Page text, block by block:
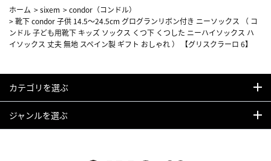
ホーム >sixem >condor（コンドル）
>靴下 condor 子供 14.5～24.5cm グログランリボン付き ニーソックス （ コ
ンドル 子ども用靴下 キッズ ソックス くつ下 くつした ニーハイソックス ハ
イソックス 丈夫 無地 スペイン製 ギフト おしゃれ ） 【グリスクラーロ 6】
カテゴリを選ぶ
ジャンルを選ぶ